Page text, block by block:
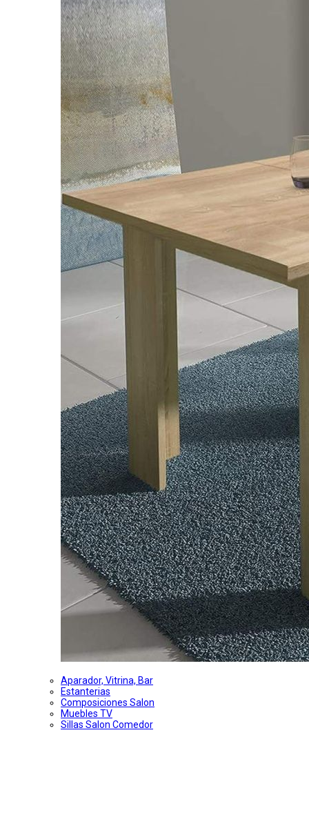
Aparador, Vitrina, Bar
Estanterias
Composiciones Salon
Muebles TV
Sillas Salon Comedor